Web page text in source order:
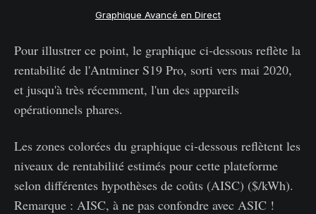
Graphique Avancé en Direct
Pour illustrer ce point, le graphique ci-dessous reflète la
rentabilité de l'Antminer S19 Pro, sorti vers mai 2020,
et jusqu'à très récemment, l'un des appareils
opérationnels phares.
Les zones colorées du graphique ci-dessous reflètent les
niveaux de rentabilité estimés pour cette plateforme
selon différentes hypothèses de coûts (AISC) ($/kWh).
Remarque : AISC, à ne pas confondre avec ASIC !